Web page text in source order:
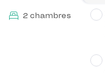
2 chambres